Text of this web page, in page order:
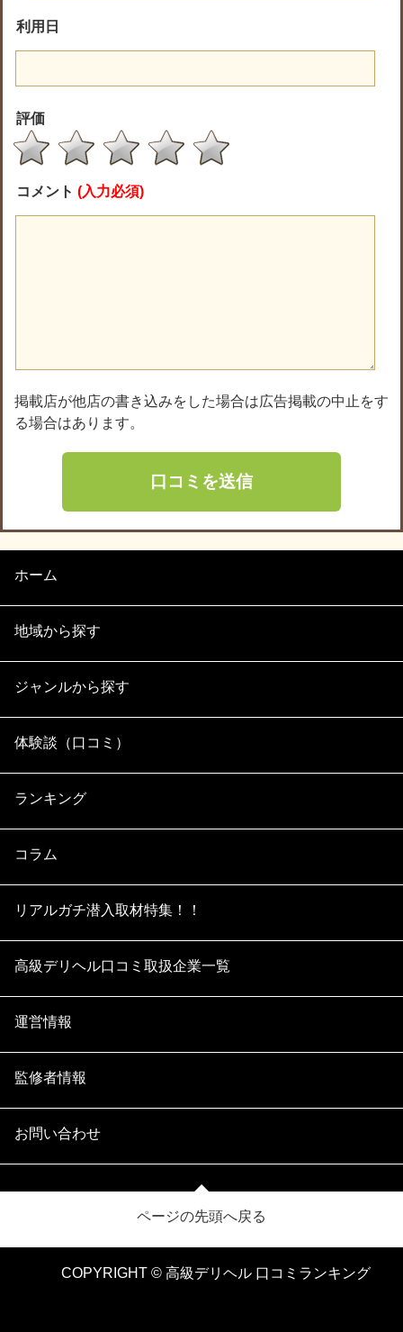
利用日
評価
コメント (入力必須)
掲載店が他店の書き込みをした場合は広告掲載の中止をす
る場合はあります。
ホーム
地域から探す
ジャンルから探す
体験談（口コミ）
ランキング
コラム
リアルガチ潜入取材特集！！
高級デリヘル口コミ取扱企業一覧
運営情報
監修者情報
お問い合わせ
ページの先頭へ戻る
COPYRIGHT © 高級デリヘル 口コミランキング